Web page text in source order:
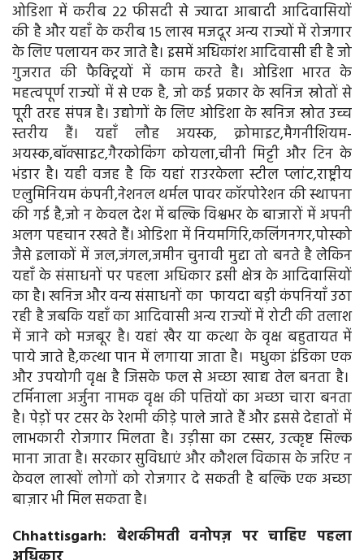
ओडिशा में करीब 22 फीसदी से ज्यादा आबादी आदिवासियों
की है और यहाँ के करीब 15 लाख मजदूर अन्य राज्यों में रोजगार
के लिए पलायन कर जाते है। इसमें अधिकांश आदिवासी ही है जो
गुजरात की फैक्ट्रियों में काम करते है। ओडिशा भारत के
महत्वपूर्ण राज्यों में से एक है, जो कई प्रकार के खनिज स्रोतों से
पूरी तरह संपन्न है। उद्योगों के लिए ओडिशा के खनिज स्रोत उच्च
स्तरीय हैं। यहाँ लौह अयस्क, क्रोमाइट,मैगनीशियम-
अयस्क,बॉक्साइट,गैरकोकिंग कोयला,चीनी मिट्टी और टिन के
भंडार है। यही वजह है कि यहां राउरकेला स्टील प्लांट,राष्ट्रीय
एलुमिनियम कंपनी,नेशनल थर्मल पावर कॉरपोरेशन की स्थापना
की गई है,जो न केवल देश में बल्कि विश्वभर के बाजारों में अपनी
अलग पहचान रखते हैं। ओडिशा में नियमगिरि,कलिंगनगर,पोस्को
जैसे इलाकों में जल,जंगल,जमीन चुनावी मुद्दा तो बनते है लेकिन
यहाँ के संसाधनों पर पहला अधिकार इसी क्षेत्र के आदिवासियों
का है। खनिज और वन्य संसाधनों का फायदा बड़ी कंपनियाँ उठा
रही है जबकि यहाँ का आदिवासी अन्य राज्यों में रोटी की तलाश
में जाने को मजबूर है। यहां खैर या कत्था के वृक्ष बहुतायत में
पाये जाते है,कत्था पान में लगाया जाता है। मधुका इंडिका एक
और उपयोगी वृक्ष है जिसके फल से अच्छा खाद्य तेल बनता है।
टर्मिनाला अर्जुना नामक वृक्ष की पत्तियों का अच्छा चारा बनता
है। पेड़ों पर टसर के रेशमी कीड़े पाले जाते हैं और इससे देहातों में
लाभकारी रोजगार मिलता है। उड़ीसा का टस्सर, उत्कृष्ट सिल्क
माना जाता है। सरकार सुविधाएं और कौशल विकास के जरिए न
केवल लाखों लोगों को रोजगार दे सकती है बल्कि एक अच्छा
बाज़ार भी मिल सकता है।
Chhattisgarh: बेशकीमती वनोपज़ पर चाहिए पहला